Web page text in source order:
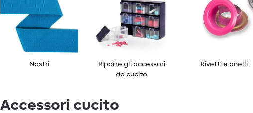
Nastri
Riporre gli accessori
da cucito
Rivetti e anelli
Accessori cucito